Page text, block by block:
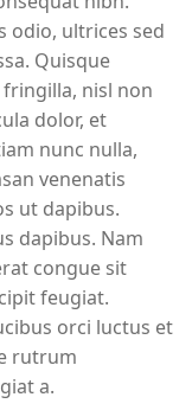
odio, ultrices sed
Quisque
nisl non
dolor, et
nunc nulla,
venenatis
ut dapibus.
dapibus. Nam
congue sit
feugiat.
orci luctus et
rutrum
a.